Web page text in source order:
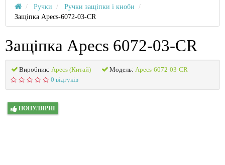
Ручки
Ручки защіпки і кноби
Защіпка Apecs-6072-03-CR
Защіпка Apecs 6072-03-CR
Виробник: Apecs (Китай) Модель: Apecs-6072-03-CR
0 відгуків
ПОПУЛЯРНІ